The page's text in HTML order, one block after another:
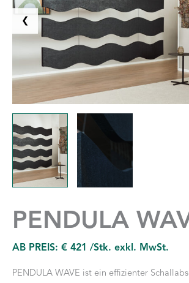
❮
PENDULA
AB PREIS: € 421 /Stk. exkl. MwSt.
PENDULA WAVE ist ein effizienter